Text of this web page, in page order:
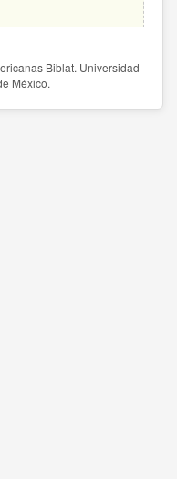
Biblat. Universidad
México.